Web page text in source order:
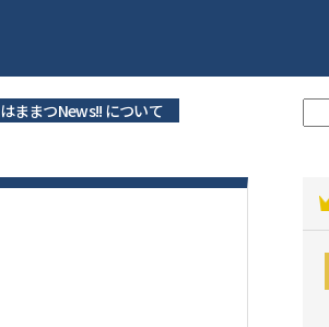
はままつNews!! について